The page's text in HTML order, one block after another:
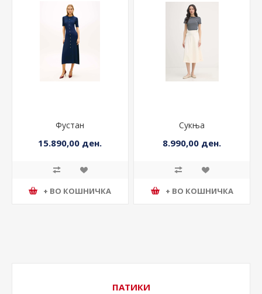
Фустан
15.890,00 ден.
+ ВО КОШНИЧКА
Сукња
8.990,00 ден.
+ ВО КОШНИЧКА
ПАТИКИ